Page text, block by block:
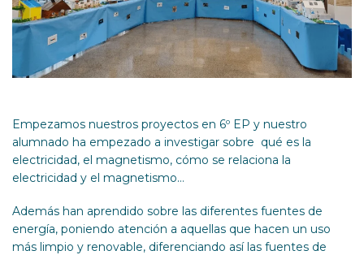
Empezamos nuestros proyectos en 6º EP y nuestro
alumnado ha empezado a investigar sobre qué es la
electricidad, el magnetismo, cómo se relaciona la
electricidad y el magnetismo…
Además han aprendido sobre las diferentes fuentes de
energía, poniendo atención a aquellas que hacen un uso
más limpio y renovable, diferenciando así las fuentes de